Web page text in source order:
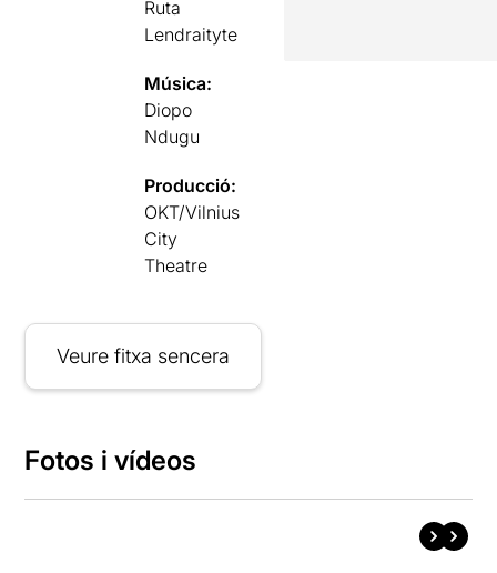
Ruta
Lendraityte
Música:
Diopo
Ndugu
Producció:
OKT/Vilnius
City
Theatre
Veure fitxa sencera
Fotos i vídeos